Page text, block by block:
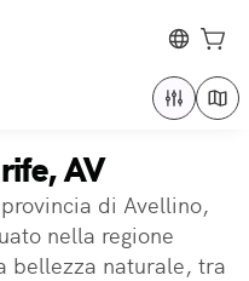
AV
di Avellino,
nella regione
bellezza naturale, tra